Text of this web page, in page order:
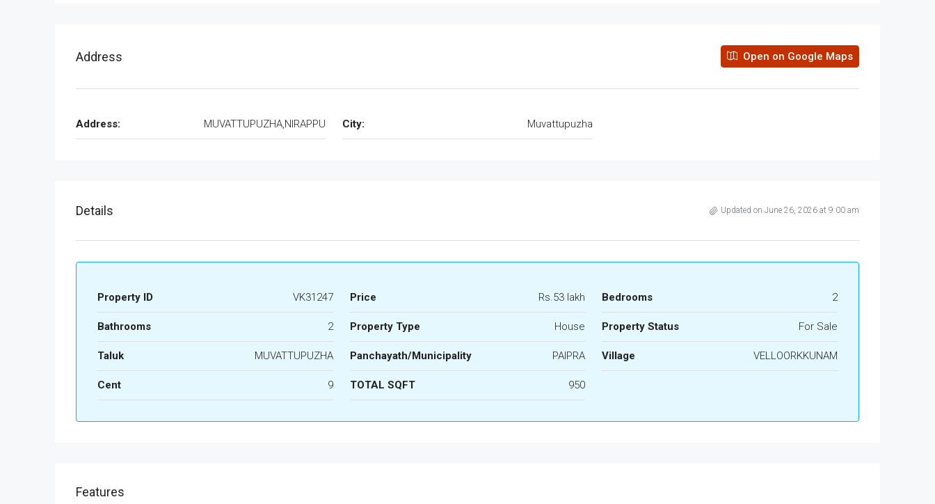
Address Open on Google Maps
Address: MUVATTUPUZHA,NIRAPPU City: Muvattupuzha
Details Updated on June 26, 2026 at 9:00 am
Property ID VK31247 Price Rs.53 lakh Bedrooms 2
Bathrooms 2 Property Type House Property Status For Sale
Taluk MUVATTUPUZHA Panchayath/Municipality PAIPRA Village VELLOORKKUNAM
Cent 9 TOTAL SQFT 950
Features